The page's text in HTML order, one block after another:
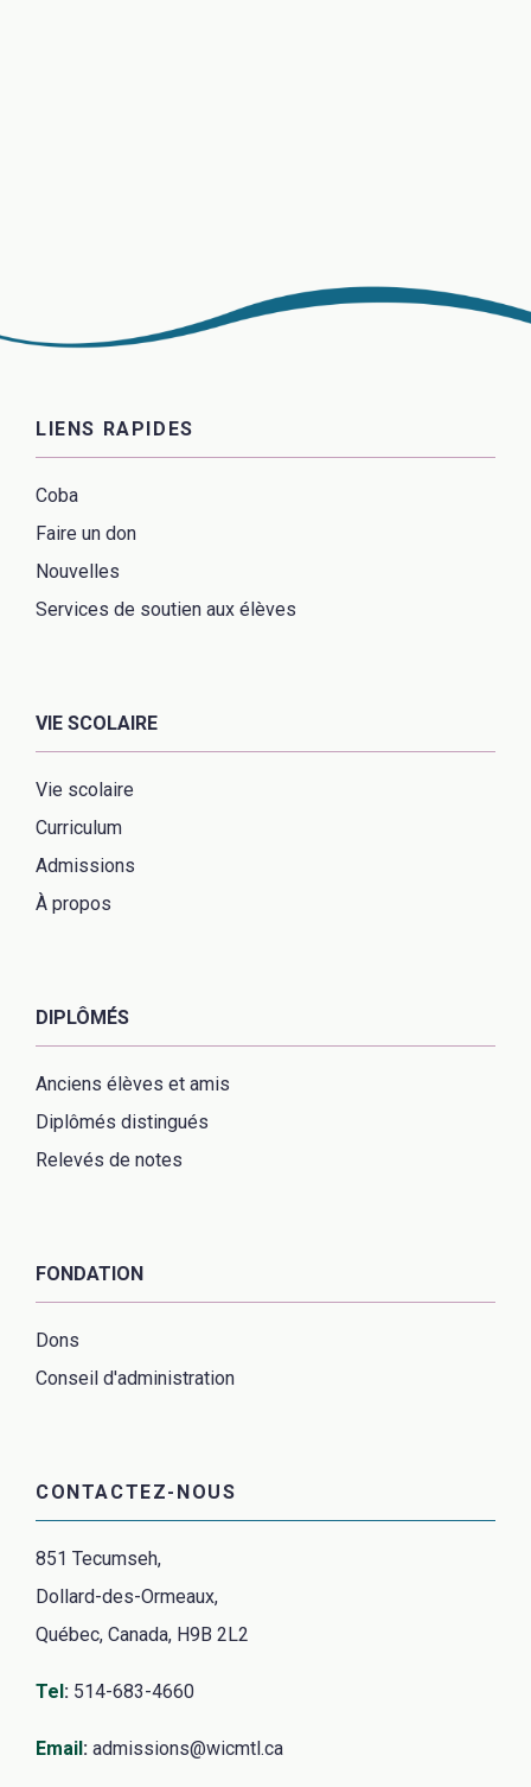
LIENS RAPIDES
Coba
Faire un don
Nouvelles
Services de soutien aux élèves
VIE SCOLAIRE
Vie scolaire
Curriculum
Admissions
À propos
DIPLÔMÉS
Anciens élèves et amis
Diplômés distingués
Relevés de notes
FONDATION
Dons
Conseil d'administration
CONTACTEZ-NOUS
851 Tecumseh,
Dollard-des-Ormeaux,
Québec, Canada, H9B 2L2
Tel : 514-683-4660
Email : admissions@wicmtl.ca